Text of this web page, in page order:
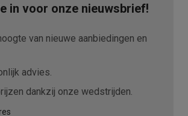
in voor onze nieuwsbrief!
van nieuwe aanbiedingen en
advies.
dankzij onze wedstrijden.